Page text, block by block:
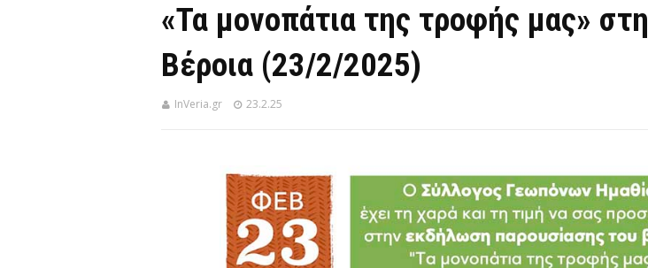
«Τα μονοπάτια της τροφής μας» στη
Βέροια (23/2/2025)
InVeria.gr 23.2.25